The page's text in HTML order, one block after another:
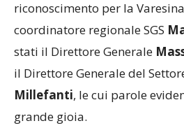
riconoscimento per la
coordinatore regionale SGS
stati il Direttore Generale
il Direttore Generale del
Millefanti, le cui parole
grande gioia.